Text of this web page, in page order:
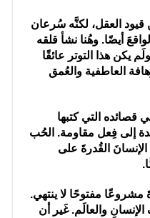
قيود العقل، لكنَّه سُرعان
أيضًا. وهُنا نشأ قلقه
يكن هذا التوتر عائقًا
العاطفية والعُمق
قصائده التي كتبها
إلى فِعل مقاومة. الحُب
القُدرةَ على
مشروعًا مفتوحًا لا ينتهي.
والعالَم. غَير أن